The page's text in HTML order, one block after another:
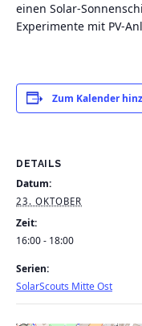
einen Solar-
Experimente mit PV-
Zum Kalender
DETAILS
Datum:
23. OKTOBER
Zeit:
16:00 - 18:00
Serien:
SolarScouts Mitte Ost